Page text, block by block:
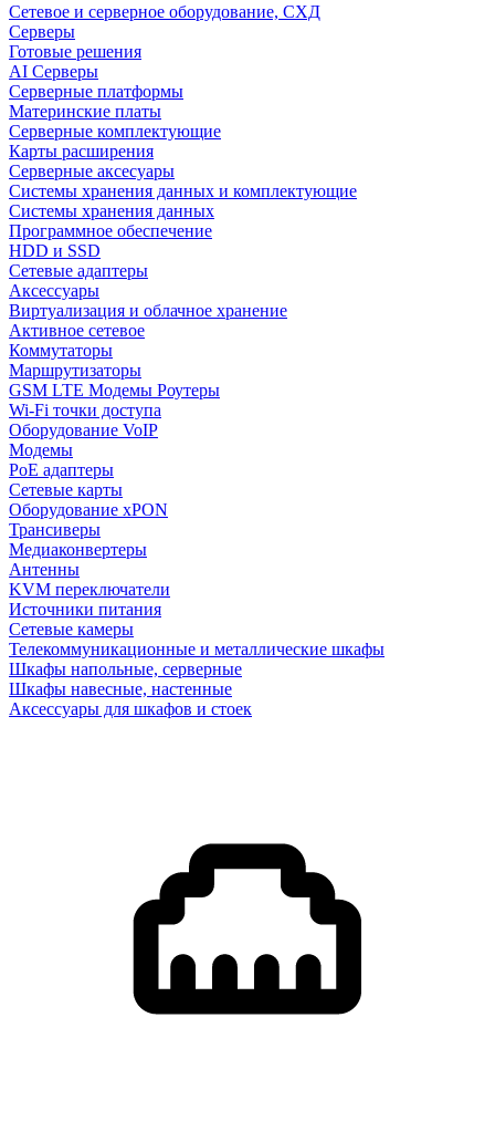
Сетевое и серверное оборудование, СХД
Cерверы
Готовые решения
AI Серверы
Серверные платформы
Материнские платы
Серверные комплектующие
Карты расширения
Серверные аксесуары
Системы хранения данных и комплектующие
Системы хранения данных
Программное обеспечение
HDD и SSD
Сетевые адаптеры
Аксессуары
Виртуализация и облачное хранение
Активное сетевое
Коммутаторы
Маршрутизаторы
GSM LTE Модемы Роутеры
Wi-Fi точки доступа
Оборудование VoIP
Модемы
PoE адаптеры
Сетевые карты
Оборудование xPON
Трансиверы
Медиаконвертеры
Антенны
KVM переключатели
Источники питания
Сетевые камеры
Телекоммуникационные и металлические шкафы
Шкафы напольные, серверные
Шкафы навесные, настенные
Аксессуары для шкафов и стоек